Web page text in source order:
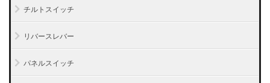
チルトスイッチ
リバースレバー
パネルスイッチ